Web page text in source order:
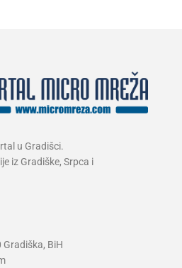
u Gradišci.
iz Gradiške, Srpca i
BiH